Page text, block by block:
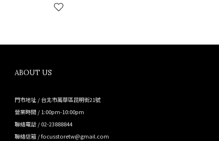
ABOUT US
門市地址 / 台北市萬華區昆明街21號
營業時間 / 1:00pm-10:00pm
聯絡電話 / 02-23888844
聯絡信箱 / focusstoretw@gmail.com